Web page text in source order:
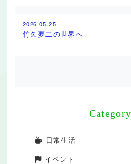
2026.05.25
竹久夢二の世界へ
Category
日常生活
イベント